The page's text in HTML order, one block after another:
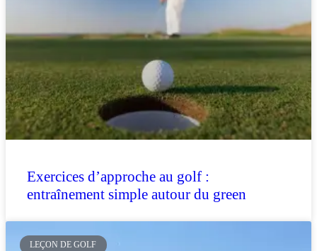
Exercices d’approche au golf :
entraînement simple autour du green
LEÇON DE GOLF